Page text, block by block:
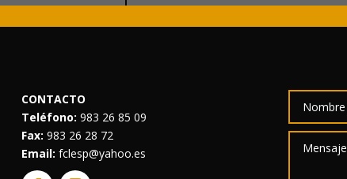
CONTACTO
Teléfono: 983 26 85 09
Fax: 983 26 28 72
Email: fclesp@yahoo.es